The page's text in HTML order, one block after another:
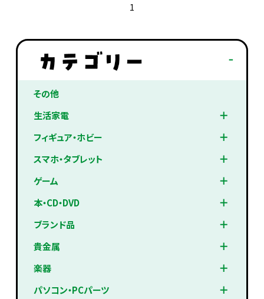
1
その他
生活家電
フィギュア・ホビー
スマホ・タブレット
ゲーム
本・CD・DVD
ブランド品
貴金属
楽器
パソコン・PCパーツ